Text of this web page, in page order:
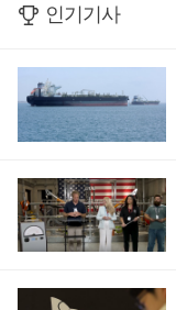
인기기사